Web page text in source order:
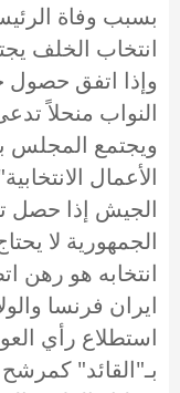
بسبب وفاة
انتخاب الخلف
وإذا اتفق حصول
النواب منحلاً
ويجتمع المجلس
الأعمال
الجيش إذا حصل
الجمهورية لا
انتخابه هو رهن
ايران فرنسا
استطلاع رأي
بـ"القائد"